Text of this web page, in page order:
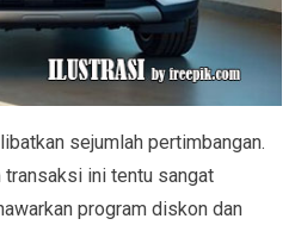
sejumlah pertimbangan.
transaksi ini tentu sangat
program diskon dan